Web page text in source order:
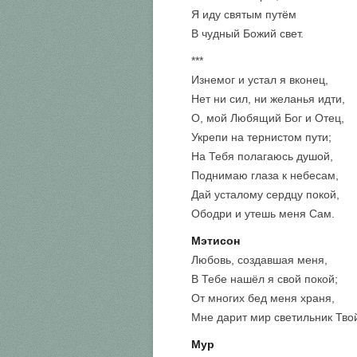
Я иду святым путём
В чудный Божий свет.
***
Изнемог и устал я вконец,
Нет ни сил, ни желанья идти,
О, мой Любящий Бог и Отец,
Укрепи на тернистом пути;
На Тебя полагаюсь душой,
Поднимаю глаза к небесам,
Дай усталому сердцу покой,
Ободри и утешь меня Сам.
Мэтисон
Любовь, создавшая меня,
В Тебе нашёл я свой покой;
От многих бед меня храня,
Мне дарит мир светильник
Мур